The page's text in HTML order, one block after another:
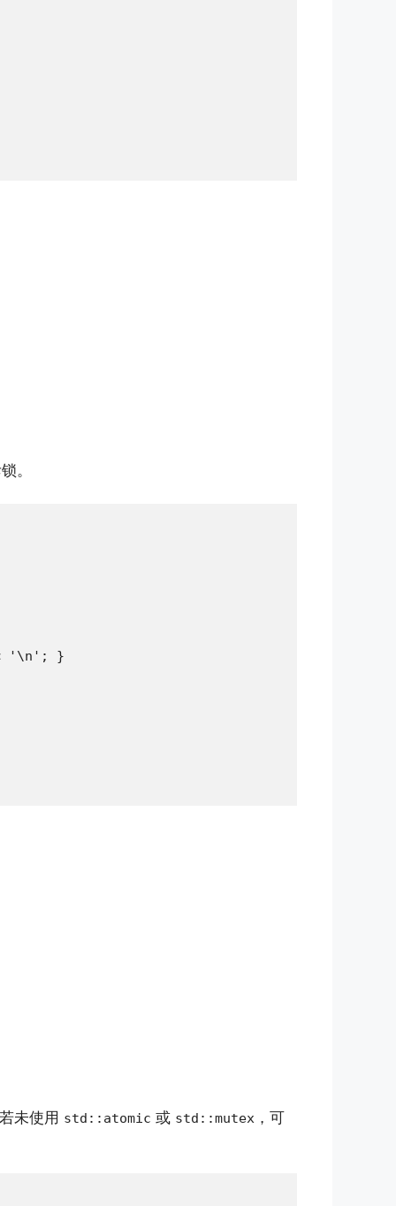
。
'\n'; }
未使用 std::atomic 或 std::mutex ，可